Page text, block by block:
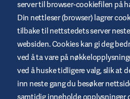
USA og andre jurisdiksjoner.
og Omnipod 5 er CE-merket i
Betingelser og
Retningslinjer for
server til browser-cookiefilen på
Din nettleser (browser) lagrer
tilbake til nettstedets server
websiden. Cookies kan gi deg
ved å ta vare på
ved å huske tidligere valg, slik at
inn neste gang du besøker
samtidig inneholde opplysninger